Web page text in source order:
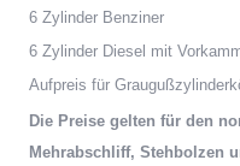
6 Zylinder Benziner
6 Zylinder Diesel mit
Aufpreis für
Die Preise gelten für den
Mehrabschliff, Stehbolzen